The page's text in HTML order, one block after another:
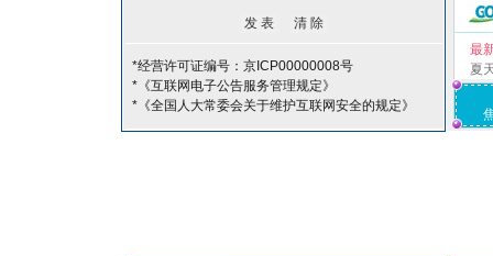
*经营许可证编号：京ICP00000008号
*《互联网电子公告服务管理规定》
*《全国人大常委会关于维护互联网安全的规定》
最
夏